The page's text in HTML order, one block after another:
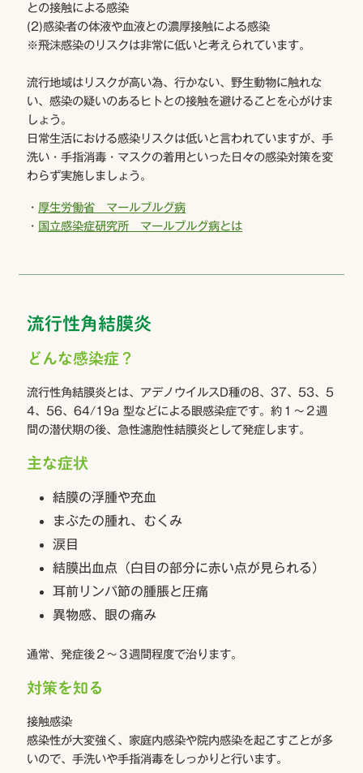
との接触による感染
(2)感染者の体液や血液との濃厚接触による感染
※飛沫感染のリスクは非常に低いと考えられています。
流行地域はリスクが高い為、行かない、野生動物に触れな
い、感染の疑いのあるヒトとの接触を避けることを心がけま
しょう。
日常生活における感染リスクは低いと言われていますが、手
洗い・手指消毒・マスクの着用といった日々の感染対策を変
わらず実施しましょう。
・ 厚生労働省 マールブルグ病
・ 国立感染症研究所 マールブルグ病とは
流行性角結膜炎
どんな感染症？
流行性角結膜炎とは、アデノウイルスD種の8、37、53、5
4、56、64/19a 型などによる眼感染症です。約１～２週
間の潜伏期の後、急性濾胞性結膜炎として発症します。
主な症状
結膜の浮腫や充血
まぶたの腫れ、むくみ
涙目
結膜出血点（白目の部分に赤い点が見られる）
耳前リンパ節の腫脹と圧痛
異物感、眼の痛み
通常、発症後２～３週間程度で治ります。
対策を知る
接触感染
感染性が大変強く、家庭内感染や院内感染を起こすことが多
いので、手洗いや手指消毒をしっかりと行います。